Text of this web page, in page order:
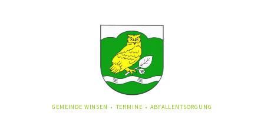
NAVIGATION
GEMEINDE WINSEN TERMINE ABFALLENTSORGUNG